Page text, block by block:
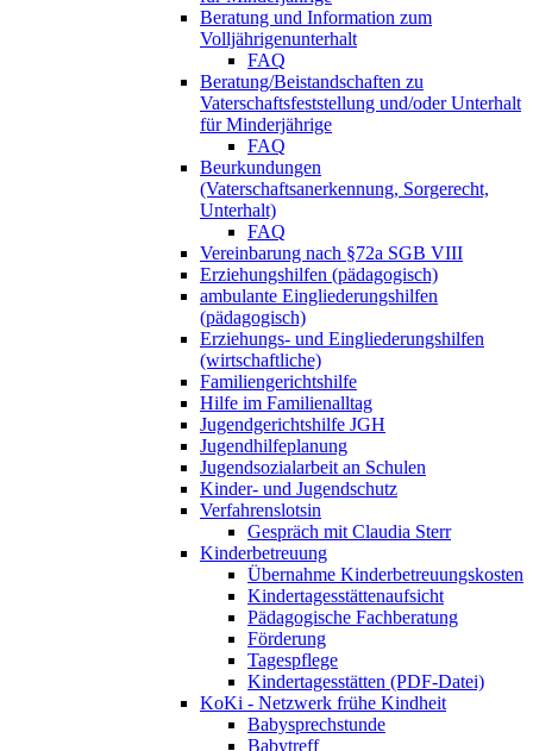
Beratung und Information zum
Volljährigenunterhalt
FAQ
Beratung/Beistandschaften zu
Vaterschaftsfeststellung und/oder Unterhalt
für Minderjährige
FAQ
Beurkundungen
(Vaterschaftsanerkennung, Sorgerecht,
Unterhalt)
FAQ
Vereinbarung nach §72a SGB VIII
Erziehungshilfen (pädagogisch)
ambulante Eingliederungshilfen
(pädagogisch)
Erziehungs- und Eingliederungshilfen
(wirtschaftliche)
Familiengerichtshilfe
Hilfe im Familienalltag
Jugendgerichtshilfe JGH
Jugendhilfeplanung
Jugendsozialarbeit an Schulen
Kinder- und Jugendschutz
Verfahrenslotsin
Gespräch mit Claudia Sterr
Kinderbetreuung
Übernahme Kinderbetreuungskosten
Kindertagesstättenaufsicht
Pädagogische Fachberatung
Förderung
Tagespflege
Kindertagesstätten (PDF-Datei)
KoKi - Netzwerk frühe Kindheit
Babysprechstunde
Babytreff